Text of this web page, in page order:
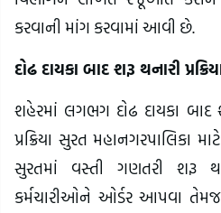
કરવાની માંગ કરવામાં આવી છે.
દોઢ દાયકા બાદ શરૂ થનારી
શહેરમાં લગભગ દોઢ દાયકા બાદ
પ્રક્રિયા સુરત મહાનગરપાલિકા
સુરતમાં વસ્તી ગણતરી શરૂ
કર્મચારીઓને ઓર્ડર આપવા